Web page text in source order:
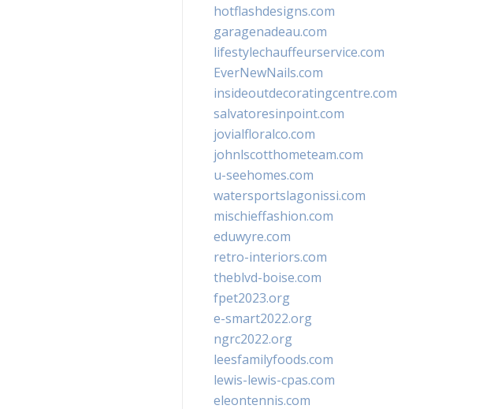
hotflashdesigns.com
garagenadeau.com
lifestylechauffeurservice.com
EverNewNails.com
insideoutdecoratingcentre.com
salvatoresinpoint.com
jovialfloralco.com
johnlscotthometeam.com
u-seehomes.com
watersportslagonissi.com
mischieffashion.com
eduwyre.com
retro-interiors.com
theblvd-boise.com
fpet2023.org
e-smart2022.org
ngrc2022.org
leesfamilyfoods.com
lewis-lewis-cpas.com
eleontennis.com